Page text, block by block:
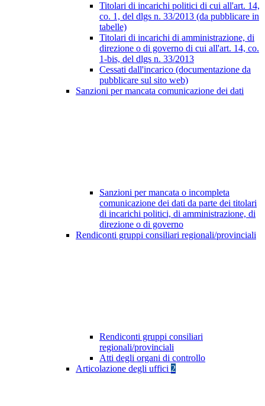
Titolari di incarichi politici di cui all'art. 14,
co. 1, del dlgs n. 33/2013 (da pubblicare in
tabelle)
Titolari di incarichi di amministrazione, di
direzione o di governo di cui all'art. 14, co.
1-bis, del dlgs n. 33/2013
Cessati dall'incarico (documentazione da
pubblicare sul sito web)
Sanzioni per mancata comunicazione dei dati
Sanzioni per mancata o incompleta
comunicazione dei dati da parte dei titolari
di incarichi politici, di amministrazione, di
direzione o di governo
Rendiconti gruppi consiliari regionali/provinciali
Rendiconti gruppi consiliari
regionali/provinciali
Atti degli organi di controllo
Articolazione degli uffici 2